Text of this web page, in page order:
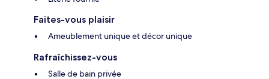
Faites-vous plaisir
Ameublement unique et décor unique
Rafraîchissez-vous
Salle de bain privée